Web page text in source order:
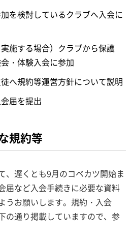
を検討しているクラブへ入会に
実施する場合）クラブから保護
・体験入会に参加
へ規約等運営方針について説明
届を提出
規約等
、遅くとも9月のコベカツ開始ま
届など入会手続きに必要な資料
うお願いします。規約・入会
の通り掲載していますので、参